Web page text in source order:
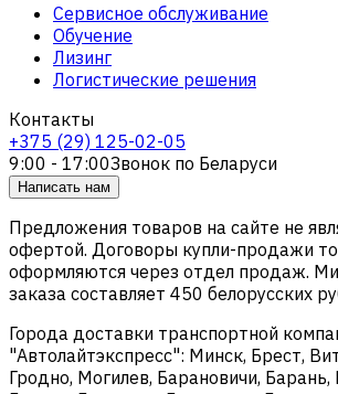
Сервисное обслуживание
Обучение
Лизинг
Логистические решения
Контакты
+375 (29) 125-02-05
9:00 - 17:00Звонок по Беларуси
Написать нам
Предложения товаров на сайте не
офертой. Договоры купли-продажи
оформляются через отдел продаж.
заказа составляет 450 белорусских
Города доставки транспортной
"Автолайтэкспресс": Минск, Брест,
Гродно, Могилев, Барановичи, Барань,